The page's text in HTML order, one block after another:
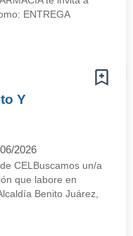
ENTREGA
Y
2026
CELBuscamos un/a
que labore en
Benito Juárez,